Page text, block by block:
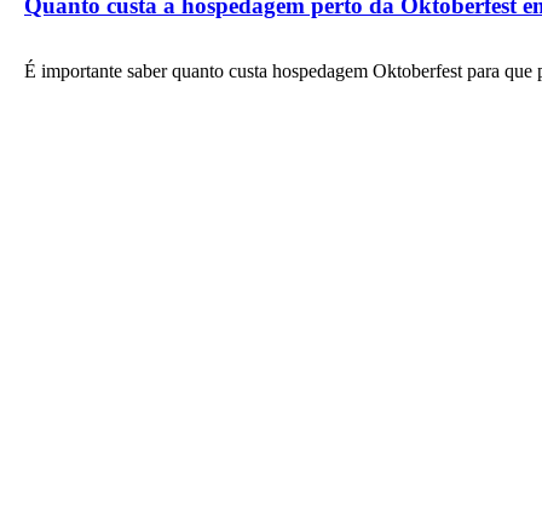
É importante saber quanto custa hospedagem Oktoberfest para